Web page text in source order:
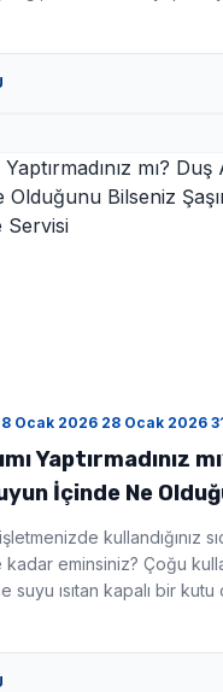
Ocak 2026 28 Ocak 2026
Yaptırmadınız
İçinde Ne
- Boyler
kullandığınız
eminsiniz? Çoğu
suyu ısıtan kapalı bir kutu